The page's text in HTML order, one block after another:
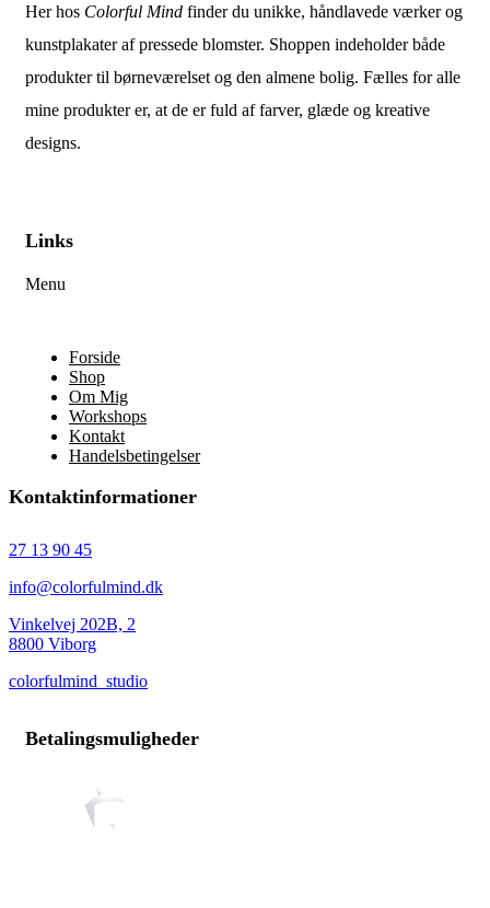
Her hos Colorful Mind finder du unikke, håndlavede værker og
kunstplakater af pressede blomster. Shoppen indeholder både
produkter til børneværelset og den almene bolig. Fælles for alle
mine produkter er, at de er fuld af farver, glæde og kreative
designs.
Links
Menu
Forside
Shop
Om Mig
Workshops
Kontakt
Handelsbetingelser
Kontaktinformationer
27 13 90 45
info@colorfulmind.dk
Vinkelvej 202B, 2
8800 Viborg
colorfulmind_studio
Betalingsmuligheder